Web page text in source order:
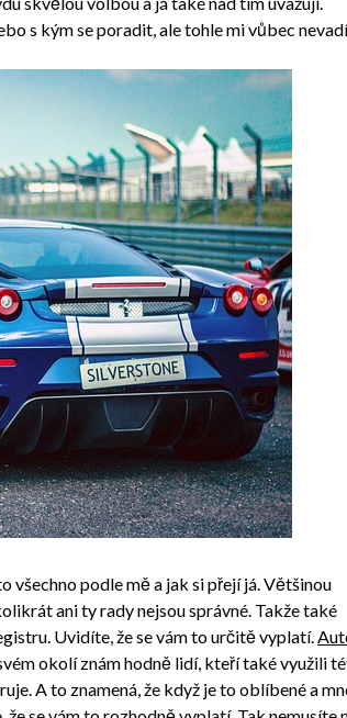
s kým se poradit, ale tohle mi vůbec
všechno podle mě a jak si přejí já. Většinou
ani ty rady nejsou správné. Takže také
Uvidíte, že se vám to určitě vyplatí.
okolí znám hodně lidí, kteří také využili
A to znamená, že když je to oblíbené a